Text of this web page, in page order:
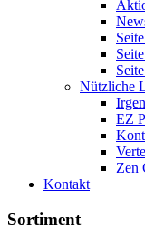
Nützliche
EZ
Zen
Kontakt
Sortiment